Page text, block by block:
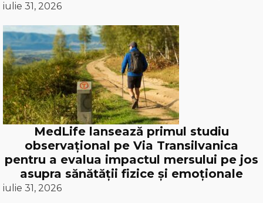
iulie 31, 2026
MedLife lansează primul studiu
observațional pe Via Transilvanica
pentru a evalua impactul mersului pe jos
asupra sănătății fizice și emoționale
iulie 31, 2026